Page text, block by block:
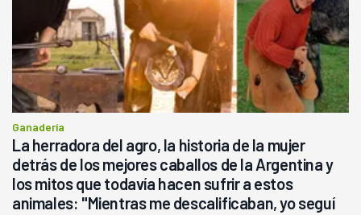
Ganadería
La herradora del agro, la historia de la mujer
detrás de los mejores caballos de la Argentina y
los mitos que todavía hacen sufrir a estos
animales: "Mientras me descalificaban, yo seguí